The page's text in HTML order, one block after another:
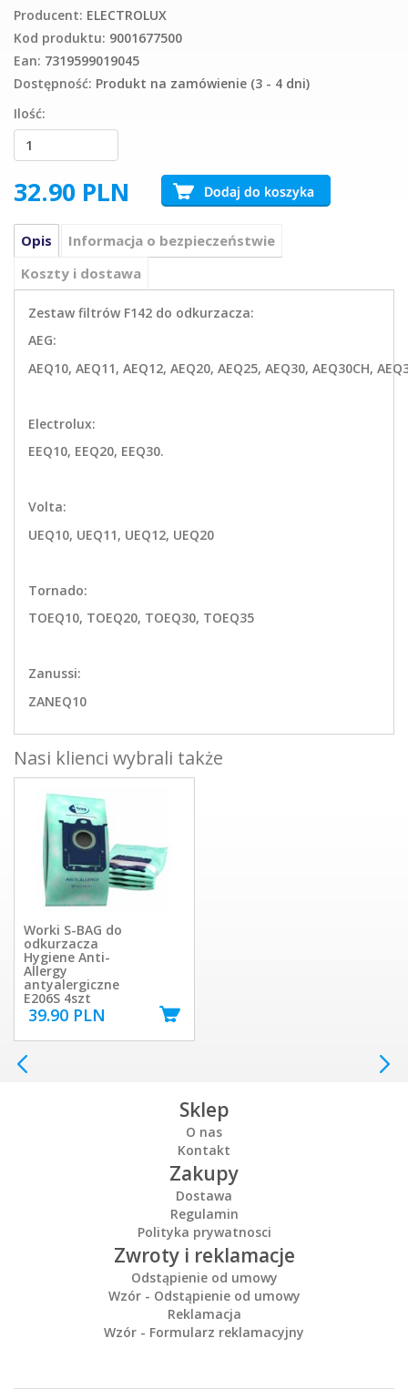
Producent: ELECTROLUX
Kod produktu: 9001677500
Ean: 7319599019045
Dostępność: Produkt na zamówienie (3 - 4 dni)
Ilość:
32.90 PLN
Opis
Informacja o bezpieczeństwie
Koszty i dostawa
Zestaw filtrów F142 do odkurzacza:
AEG:
AEQ10, AEQ11, AEQ12, AEQ20, AEQ25, AEQ30, AEQ30CH,
Electrolux:
EEQ10, EEQ20, EEQ30.
Volta:
UEQ10, UEQ11, UEQ12, UEQ20
Tornado:
TOEQ10, TOEQ20, TOEQ30, TOEQ35
Zanussi:
ZANEQ10
Nasi klienci wybrali także
Worki S-BAG do
odkurzacza
Hygiene Anti-
Allergy
antyalergiczne
E206S 4szt
39.90 PLN
Sklep
O nas
Kontakt
Zakupy
Dostawa
Regulamin
Polityka prywatnosci
Zwroty i reklamacje
Odstąpienie od umowy
Wzór - Odstąpienie od umowy
Reklamacja
Wzór - Formularz reklamacyjny